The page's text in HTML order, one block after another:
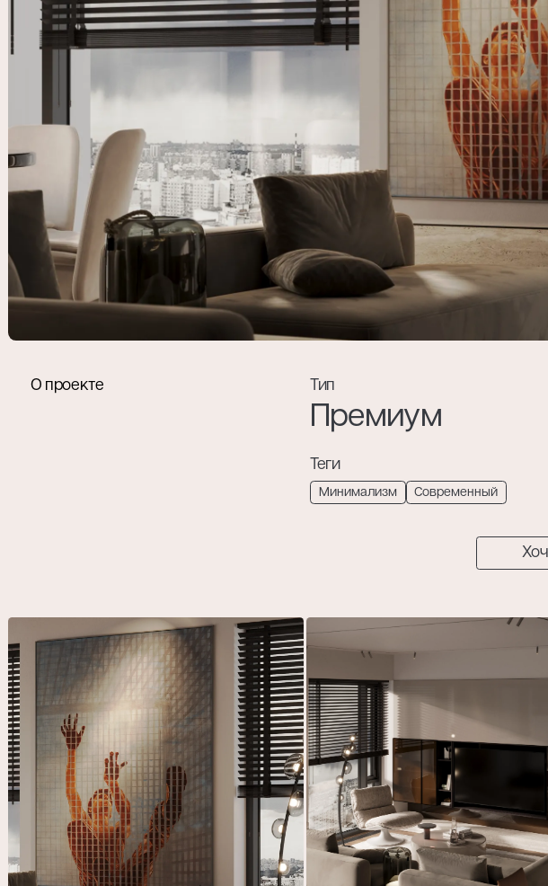
Я даю согласие на обработку
конфиденциальности.
О проекте Тип
Премиум
Теги
Минимализм Современный